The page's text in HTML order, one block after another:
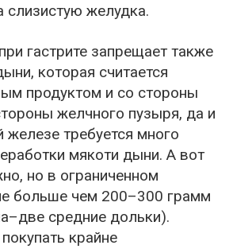
слизистую желудка.
гастрите запрещает также
которая считается
продуктом и со стороны
желчного пузыря, да и
требуется много
мякоти дыни. А вот
но в ограниченном
больше чем 200–300 грамм
средние дольки).
крайне